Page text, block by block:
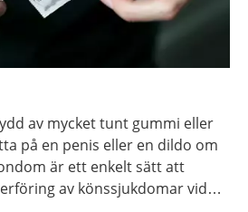
av mycket tunt gummi eller
på en penis eller en dildo om
är ett enkelt sätt att
av könssjukdomar vid